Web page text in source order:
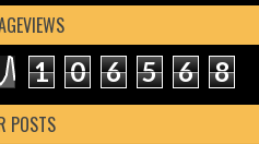
1 0 6 5 6 8
POSTS